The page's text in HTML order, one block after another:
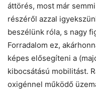
áttörés, most már
részéről azzal
beszélünk róla, s nagy
Forradalom ez,
képes elősegíteni a
kibocsátású mobilitást.
oxigénnel működő